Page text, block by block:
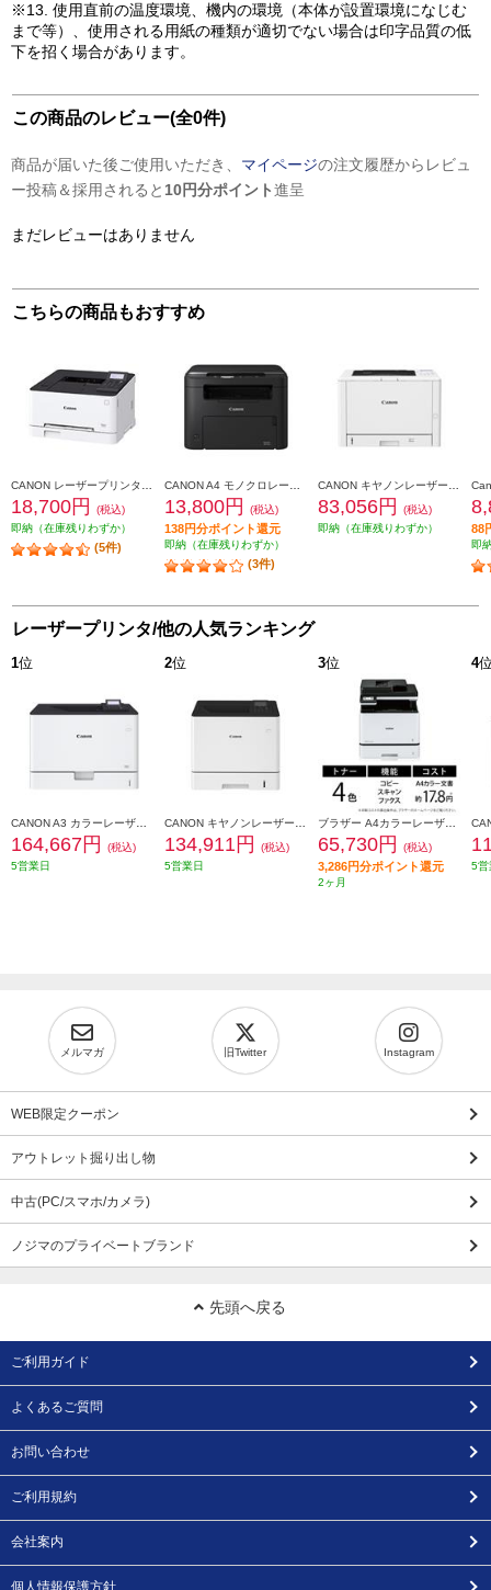
※13. 使用直前の温度環境、機内の環境（本体が設置環境になじむ
まで等）、使用される用紙の種類が適切でない場合は印字品質の低
下を招く場合があります。
この商品のレビュー(全0件)
商品が届いた後ご使用いただき、 マイページの注文履歴からレビュ
ー投稿＆採用されると 10円分ポイント進呈
まだレビューはありません
こちらの商品もおすすめ
18,700円
(税込)
即納（在庫残りわずか）
(5件)
13,800円 (税込)
138円分ポイント還元
即納（在庫残りわずか）
(3件)
83,056円
(税込)
即納（在庫残りわずか）
88
即
レーザープリンタ/他の人気ランキング
1位
164,667円
(税込)
5営業日
2位
134,911円
(税込)
5営業日
3位
65,730円 (税込)
3,286円分ポイント還元
2ヶ月
4
5営
メルマガ 旧Twitter Instagram
WEB限定クーポン
アウトレット掘り出し物
中古(PC/スマホ/カメラ)
ノジマのプライベートブランド
先頭へ戻る
ご利用ガイド
よくあるご質問
お問い合わせ
ご利用規約
会社案内
個人情報保護方針